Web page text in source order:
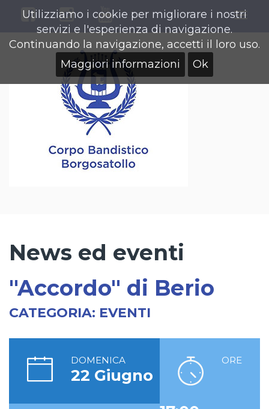
News ed eventi
"Accordo" di Berio
CATEGORIA: EVENTI
DOMENICA
22 Giugno
ORE
Utilizziamo i cookie per migliorare i nostri
servizi e l'esperienza di navigazione.
Continuando la navigazione, accetti il loro uso.
Maggiori informazioni
Ok